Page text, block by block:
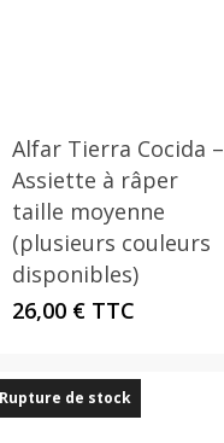
Alfar Tierra Cocida –
Assiette à râper
taille moyenne
(plusieurs couleurs
disponibles)
26,00 € TTC
Rupture de stock